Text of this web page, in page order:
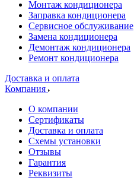
Монтаж кондиционера
Заправка кондиционера
Сервисное обслуживание
Замена кондиционера
Демонтаж кондиционера
Ремонт кондиционера
Доставка и оплата
Компания
О компании
Сертификаты
Доставка и оплата
Схемы установки
Отзывы
Гарантия
Реквизиты